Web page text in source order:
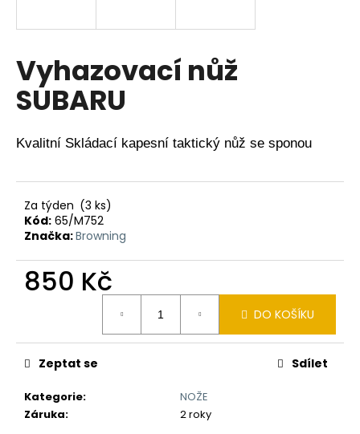
Vyhazovací nůž
SUBARU
Kvalitní Skládací kapesní taktický nůž se sponou
Za týden (3 ks)
Kód: 65/M752
Značka:Browning
850 Kč
DO KOŠÍKU
Kategorie:
NOŽE
Záruka: 2 roky
Zeptat se Sdílet
í
t
?
HLEDAT
D
o
p
u
č
e